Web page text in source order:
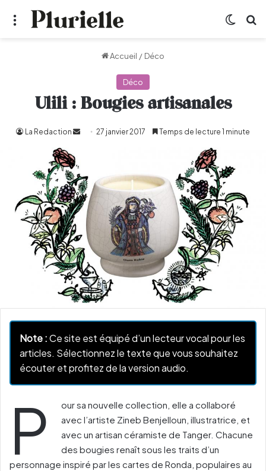
Menu
Accueil / Déco
Déco
Ulili : Bougies artisanales
La Redaction
Envoyer27 janvier 2017 Temps de lecture 1 minute
Note :Ce site est équipé d’un lecteur vocal pour les
articles. Sélectionnez le texte que vous souhaitez
écouter et profitez de la version audio.
P
our sa nouvelle collection, elle a collaboré
avec l’artiste Zineb Benjelloun, illustratrice, et
avec un artisan céramiste de Tanger. Chacune
des bougies renaît sous les traits d’un
personnage inspiré par les cartes de Ronda, populaires au